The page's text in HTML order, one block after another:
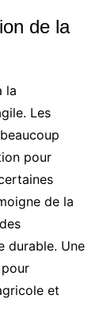
de la
la
Les
pour
de la
durable. Une
et